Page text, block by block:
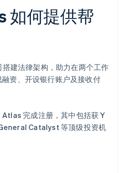
如何提供帮
搭建法律架构，助力在两个工作
资、开设银行账户及接收付
Atlas 完成注册，其中包括获 Y
Catalyst 等顶级投资机